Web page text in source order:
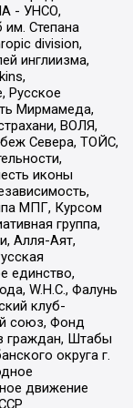
- УНСО,
им. Степана
division,
инглиизма,
Русское
Мирмамеда,
ВОЛЯ,
Севера, ТОЙС,
иконы
МПГ, Курсом
группа,
Алля-Аят,
единство,
W.H.С., Фалунь
клуб-
союз, Фонд
граждан, Штабы
округа г.
движение